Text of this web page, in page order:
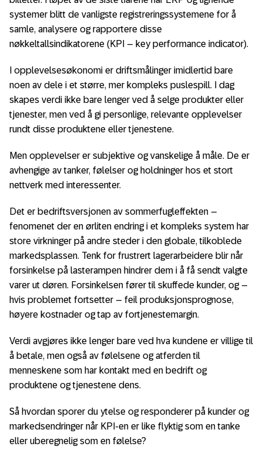
systemer blitt de vanligste registreringssystemene for å
samle, analysere og rapportere disse
nøkkeltallsindikatorene (KPI – key performance indicator).
I opplevelsesøkonomi er driftsmålinger imidlertid bare
noen av dele i et større, mer kompleks puslespill. I dag
skapes verdi ikke bare lenger ved å selge produkter eller
tjenester, men ved å gi personlige, relevante opplevelser
rundt disse produktene eller tjenestene.
Men opplevelser er subjektive og vanskelige å måle. De er
avhengige av tanker, følelser og holdninger hos et stort
nettverk med interessenter.
Det er bedriftsversjonen av sommerfugleffekten –
fenomenet der en ørliten endring i et kompleks system har
store virkninger på andre steder i den globale, tilkoblede
markedsplassen. Tenk for frustrert lagerarbeidere blir når
forsinkelse på lasterampen hindrer dem i å få sendt valgte
varer ut døren. Forsinkelsen fører til skuffede kunder, og –
hvis problemet fortsetter – feil produksjonsprognose,
høyere kostnader og tap av fortjenestemargin.
Verdi avgjøres ikke lenger bare ved hva kundene er villige til
å betale, men også av følelsene og atferden til
menneskene som har kontakt med en bedrift og
produktene og tjenestene dens.
Så hvordan sporer du ytelse og responderer på kunder og
markedsendringer når KPI-en er like flyktig som en tanke
eller uberegnelig som en følelse?